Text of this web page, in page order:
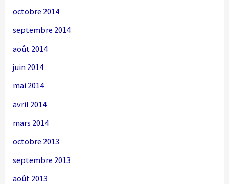
octobre 2014
septembre 2014
août 2014
juin 2014
mai 2014
avril 2014
mars 2014
octobre 2013
septembre 2013
août 2013